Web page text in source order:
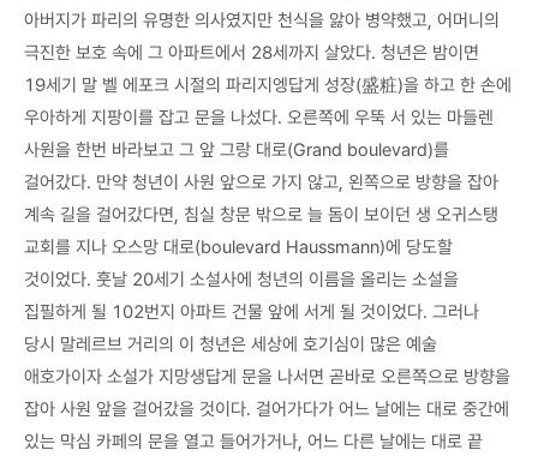
아버지가 파리의 유명한 의사였지만 천식을 앓아 병약했고, 어머니의
극진한 보호 속에 그 아파트에서 28세까지 살았다. 청년은 밤이면
19세기 말 벨 에포크 시절의 파리지엥답게 성장(盛粧)을 하고 한 손에
우아하게 지팡이를 잡고 문을 나섰다. 오른쪽에 우뚝 서 있는 마들렌
사원을 한번 바라보고 그 앞 그랑 대로(Grand boulevard)를
걸어갔다. 만약 청년이 사원 앞으로 가지 않고, 왼쪽으로 방향을 잡아
계속 길을 걸어갔다면, 침실 창문 밖으로 늘 돔이 보이던 생 오귀스탱
교회를 지나 오스망 대로(boulevard Haussmann)에 당도할
것이었다. 훗날 20세기 소설사에 청년의 이름을 올리는 소설을
집필하게 될 102번지 아파트 건물 앞에 서게 될 것이었다. 그러나
당시 말레르브 거리의 이 청년은 세상에 호기심이 많은 예술
애호가이자 소설가 지망생답게 문을 나서면 곧바로 오른쪽으로 방향을
잡아 사원 앞을 걸어갔을 것이다. 걸어가다가 어느 날에는 대로 중간에
있는 막심 카페의 문을 열고 들어가거나, 어느 다른 날에는 대로 끝